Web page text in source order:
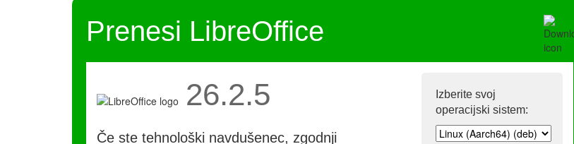
Prenesi LibreOffice
Izberite svoj
operacijski sistem:
26.2.5
Če ste tehnološki navdušenec, zgodnji